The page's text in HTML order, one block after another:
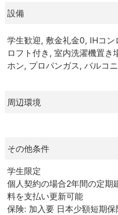
設備
学生歓迎, 敷金礼金0, IHコ
ロフト付き, 室内洗濯機置き
ホン, プロパンガス, バルコ
周辺環境
その他条件
学生限定
個人契約の場合2年間の定期
料を支払い更新可能
保険: 加入要 日本少額短期